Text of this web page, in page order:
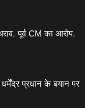
पूर्व CM का आरोप,
प्रधान के बयान पर